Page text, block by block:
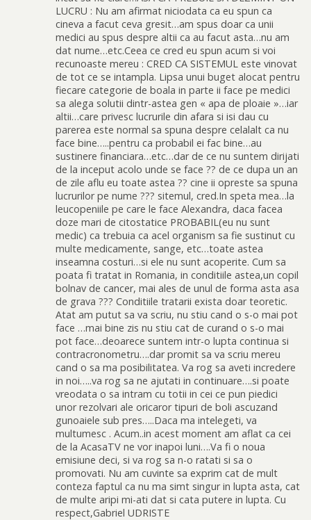
LUCRU : Nu am afirmat niciodata ca eu spun ca
cineva a facut ceva gresit…am spus doar ca unii
medici au spus despre altii ca au facut asta…nu am
dat nume…etc.Ceea ce cred eu spun acum si voi
recunoaste mereu : CRED CA SISTEMUL este vinovat
de tot ce se intampla. Lipsa unui buget alocat pentru
fiecare categorie de boala in parte ii face pe medici
sa alega solutii dintr-astea gen « apa de ploaie »…iar
altii…care privesc lucrurile din afara si isi dau cu
parerea este normal sa spuna despre celalalt ca nu
face bine…..pentru ca probabil ei fac bine…au
sustinere financiara…etc…dar de ce nu suntem dirijati
de la inceput acolo unde se face ?? de ce dupa un an
de zile aflu eu toate astea ?? cine ii opreste sa spuna
lucrurilor pe nume ??? sitemul, cred.In speta mea…la
leucopeniile pe care le face Alexandra, daca facea
doze mari de citostatice PROBABIL(eu nu sunt
medic) ca trebuia ca acel organism sa fie sustinut cu
multe medicamente, sange, etc…toate astea
inseamna costuri…si ele nu sunt acoperite. Cum sa
poata fi tratat in Romania, in conditiile astea,un copil
bolnav de cancer, mai ales de unul de forma asta asa
de grava ??? Conditiile tratarii exista doar teoretic.
Atat am putut sa va scriu, nu stiu cand o s-o mai pot
face …mai bine zis nu stiu cat de curand o s-o mai
pot face…deoarece suntem intr-o lupta continua si
contracronometru….dar promit sa va scriu mereu
cand o sa ma posibilitatea. Va rog sa aveti incredere
in noi…..va rog sa ne ajutati in continuare….si poate
vreodata o sa intram cu totii in cei ce pun piedici
unor rezolvari ale oricaror tipuri de boli ascuzand
gunoaiele sub pres…..Daca ma intelegeti, va
multumesc . Acum..in acest moment am aflat ca cei
de la AcasaTV ne vor inapoi luni….Va fi o noua
emisiune deci, si va rog sa n-o ratati si sa o
promovati. Nu am cuvinte sa exprim cat de mult
conteza faptul ca nu ma simt singur in lupta asta, cat
de multe aripi mi-ati dat si cata putere in lupta. Cu
respect,Gabriel UDRISTE